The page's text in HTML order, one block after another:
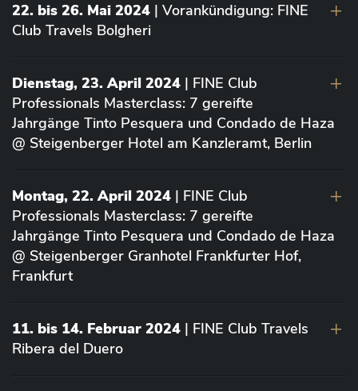
22. bis 26. Mai 2024 | Vorankündigung: FINE
Club Travels Bolgheri
Dienstag, 23. April 2024 | FINE Club
Professionals Masterclass: 7 gereifte
Jahrgänge Tinto Pesquera und Condado de Haza
@ Steigenberger Hotel am Kanzleramt, Berlin
Montag, 22. April 2024 | FINE Club
Professionals Masterclass: 7 gereifte
Jahrgänge Tinto Pesquera und Condado de Haza
@ Steigenberger Granhotel Frankfurter Hof,
Frankfurt
11. bis 14. Februar 2024 | FINE Club Travels
Ribera del Duero